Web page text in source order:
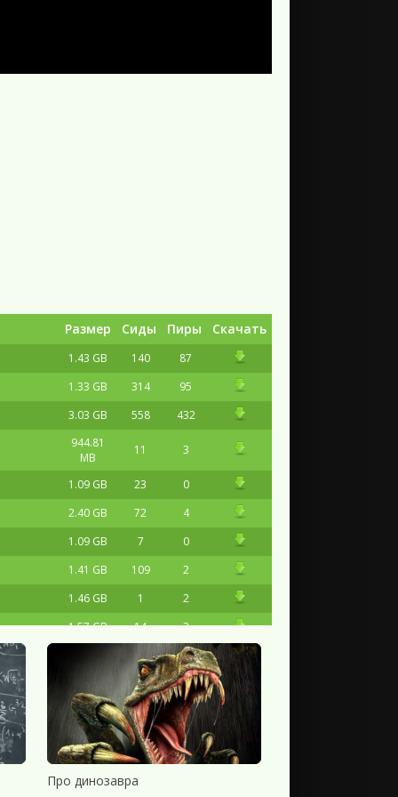
Размер Сиды Пиры Скачать
1.43 GB 140
87
1.33 GB 314
95
3.03 GB 558 432
944.81
MB
11 3
1.09 GB 23
0
2.40 GB 72
4
1.09 GB 7
0
1.41 GB 109
2
1.46 GB 1
2
1.57 GB 14
3
2
0
16.76 MB 1
2
1.73 GB 32
3
3.22 GB 13 1
264.34
MB
1
Про динозавра